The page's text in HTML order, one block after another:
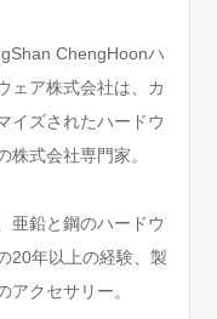
ChengHoonハ
ェア株式会社は、カ
イズされたハードウ
株式会社専門家。
亜鉛と鋼のハードウ
20年以上の経験、製
アクセサリー。